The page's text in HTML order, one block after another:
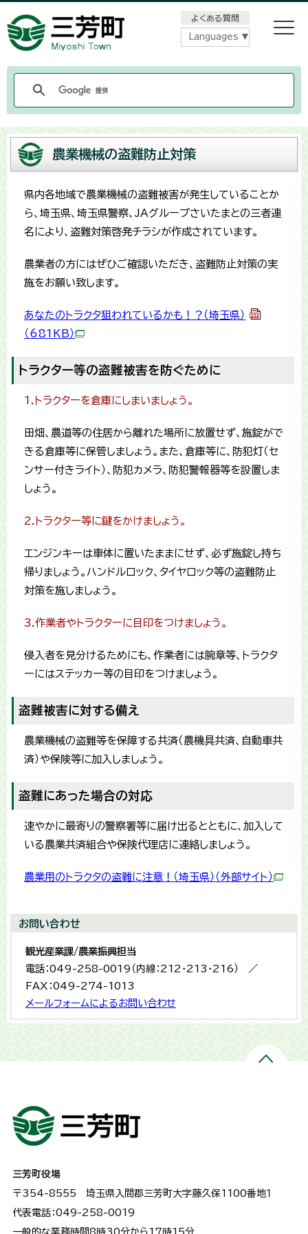
よくある質問
Languages
農業機械の盗難防止対策
県内各地域で農業機械の盗難被害が発生していることか
ら、埼玉県、埼玉県警察、JAグループさいたまとの三者連
名により、盗難対策啓発チラシが作成されています。
農業者の方にはぜひご確認いただき、盗難防止対策の実
施をお願い致します。
あなたのトラクタ狙われているかも！？（埼玉県）
（681KB）
トラクター等の盗難被害を防ぐために
1.トラクターを倉庫にしまいましょう。
田畑、農道等の住居から離れた場所に放置せず、施錠がで
きる倉庫等に保管しましょう。また、倉庫等に、防犯灯（セ
ンサー付きライト）、防犯カメラ、防犯警報器等を設置しま
しょう。
2.トラクター等に鍵をかけましょう。
エンジンキーは車体に置いたままにせず、必ず施錠し持ち
帰りましょう。ハンドルロック、タイヤロック等の盗難防止
対策を施しましょう。
3.作業者やトラクターに目印をつけましょう。
侵入者を見分けるためにも、作業者には腕章等、トラクタ
ーにはステッカー等の目印をつけましょう。
盗難被害に対する備え
農業機械の盗難等を保障する共済（農機具共済、自動車共
済）や保険等に加入しましょう。
盗難にあった場合の対応
速やかに最寄りの警察署等に届け出るとともに、加入して
いる農業共済組合や保険代理店に連絡しましょう。
農業用のトラクタの盗難に注意！（埼玉県）（外部サイト）
お問い合わせ
観光産業課/農業振興担当
電話：049-258-0019（内線：212・213・216） ／
FAX：049-274-1013
メールフォームによるお問い合わせ
三芳町役場
〒354-8555 埼玉県入間郡三芳町大字藤久保1100番地１
代表電話：049-258-0019